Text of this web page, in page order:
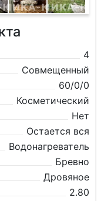
4
Совмещенный
60/0/0
Косметический
Нет
Остается вся
Водонагреватель
Бревно
Дровяное
2.80